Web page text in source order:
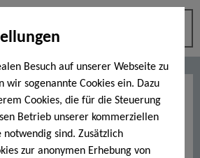
Besuch auf unserer Webseite zu
wir sogenannte Cookies ein. Dazu
Cookies, die für die Steuerung
Betrieb unserer kommerziellen
notwendig sind. Zusätzlich
zur anonymen Erhebung von
"muskulös &